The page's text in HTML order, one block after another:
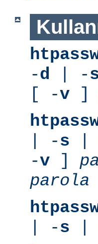
-d | -
[ -v ]
| -s |
-v ]
parola
| -s |